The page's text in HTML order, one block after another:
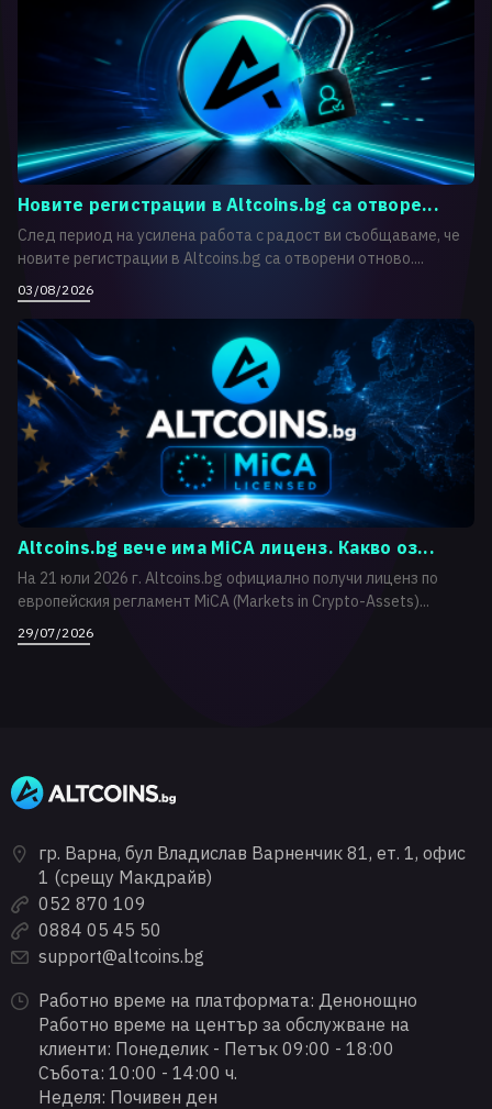
Новите регистрации в Altcoins.bg са отворе...
След период на усилена работа с радост ви съобщаваме, че
новите регистрации в Altcoins.bg са отворени отново....
03/08/2026
Altcoins.bg вече има MiCA лиценз. Какво оз...
На 21 юли 2026 г. Altcoins.bg официално получи лиценз по
европейския регламент MiCA (Markets in Crypto-Assets)...
29/07/2026
гр. Варна, бул Владислав Варненчик 81, ет. 1, офис
1 (срещу Макдрайв)
052 870 109
0884 05 45 50
support@altcoins.bg
Работно време на платформата: Денонощно
Работно време на център за обслужване на
клиенти: Понеделик - Петък 09:00 - 18:00
Събота: 10:00 - 14:00 ч.
Неделя: Почивен ден